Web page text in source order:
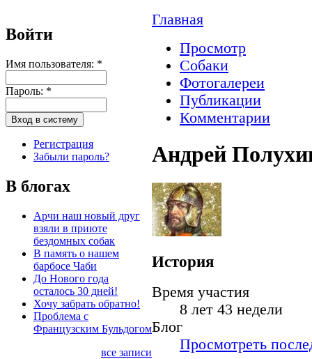
Войти
Имя пользователя: *
Пароль: *
Регистрация
Забыли пароль?
В блогах
Арчи наш новый друг
взяли в приюте
бездомных собак
В память о нашем
барбосе Чаби
До Нового года
осталось 30 дней!
Хочу забрать обратно!
Проблема с
Французским Бульдогом
все записи
Главная
Просмотр
Собаки
Фотогалереи
Публикации
Комментарии
Андрей
История
Время участия
8 лет 43 недели
Блог
Просмотреть